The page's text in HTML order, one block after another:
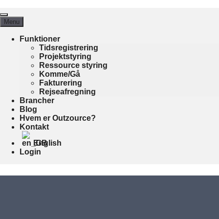
Hop
til
indhold
Menu
Menu
Funktioner
Tidsregistrering
Projektstyring
Ressource styring
Komme/Gå
Fakturering
Rejseafregning
Brancher
Blog
Hvem er Outzource?
Kontakt
English
Login
Datafangst (inkludere Komme/gå, Hoppe af,
(eller begge dele), Opsamling af vente /